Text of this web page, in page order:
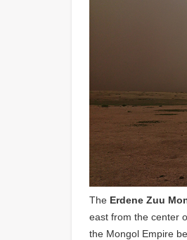
The Erdene Zuu
east from the center
the Mongol Empire